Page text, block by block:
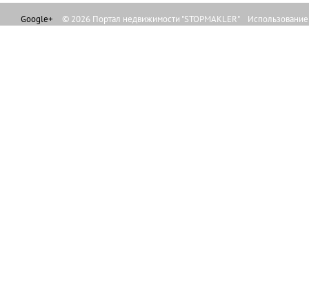
Google+ © 2026 Портал недвижимости "STOPMAKLER"